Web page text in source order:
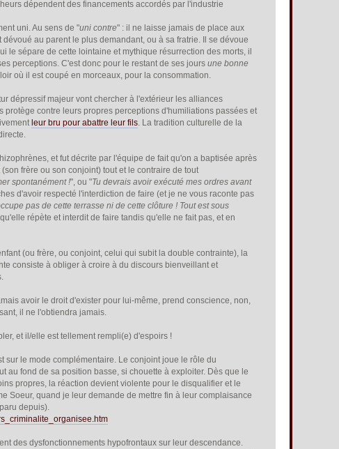
dépendent des financements accordés par l'industrie
uni. Au sens de "uni contre" : il ne laisse jamais de place aux
au parent le plus demandant, ou à sa fratrie. Il se dévoue
le sépare de cette lointaine et mythique résurrection des morts, il
perceptions. C'est donc pour le restant de ses joursune bonne
où il est coupé en morceaux, pour la consommation.
dépressif majeur vont chercher à l'extérieur les alliances
contre leurs propres perceptions d'humiliations passées et
leur bru pour abattre leur fils. La tradition culturelle de la
et fut décrite par l'équipe de fait qu'on a baptisée après
frère ou son conjoint) tout et le contraire de tout
spontanément !", ou "Tu devrais avoir exécuté mes ordres avant
d'avoir respecté l'interdiction de faire (et je ne vous raconte pas
pas de cette terrasse ni de cette clôture ! Tout est sous
répète et interdit de faire tandis qu'elle ne fait pas, et en
(ou frère, ou conjoint, celui qui subit la double contrainte), la
consiste à obliger à croire à du discours bienveillant et
avoir le droit d'exister pour lui-même, prend conscience, non,
il ne l'obtiendra jamais.
et il/elle est tellement rempli(e) d'espoirs !
sur le mode complémentaire. Le conjoint joue le rôle du
au fond de sa position basse, si chouette à exploiter. Dès que le
propres, la réaction devient violente pour le disqualifier et le
Soeur, quand je leur demande de mettre fin à leur complaisance
depuis).
des dysfonctionnements hypofrontaux sur leur descendance.